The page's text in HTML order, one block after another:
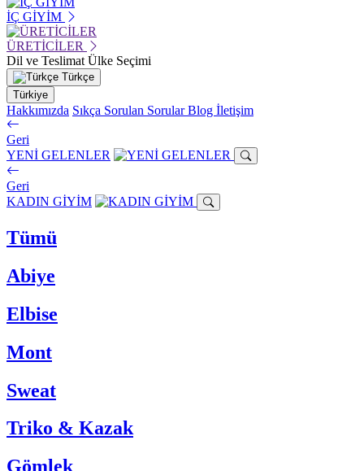
İÇ GİYİM
ÜRETİCİLER
Dil ve Teslimat Ülke Seçimi
Türkçe
Türkiye
Hakkımızda Sıkça Sorulan SorularBlog İletişim
Geri
YENİ GELENLER
Geri
KADIN GİYİM
Tümü
Abiye
Elbise
Mont
Sweat
Triko & Kazak
Gömlek